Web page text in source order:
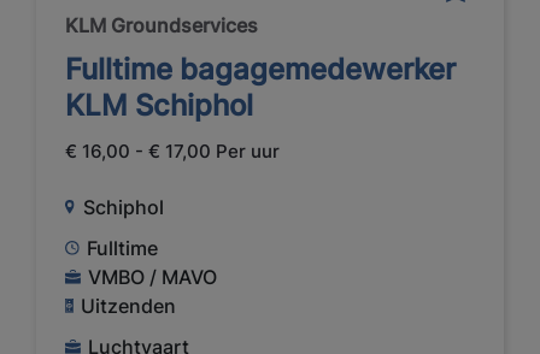
KLM Groundservices
Fulltime bagagemedewerker
KLM Schiphol
€ 16,00 - € 17,00 Per uur
Schiphol
Fulltime
VMBO / MAVO
Uitzenden
Luchtvaart